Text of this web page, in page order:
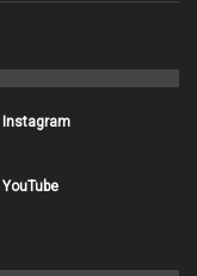
Instagram
YouTube